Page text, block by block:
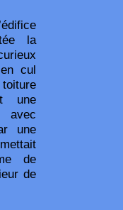
la
cul
une
une
de
de